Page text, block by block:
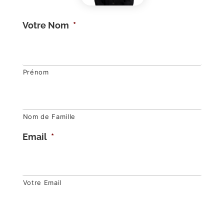
Votre Nom *
Prénom
Nom de Famille
Email *
Votre Email